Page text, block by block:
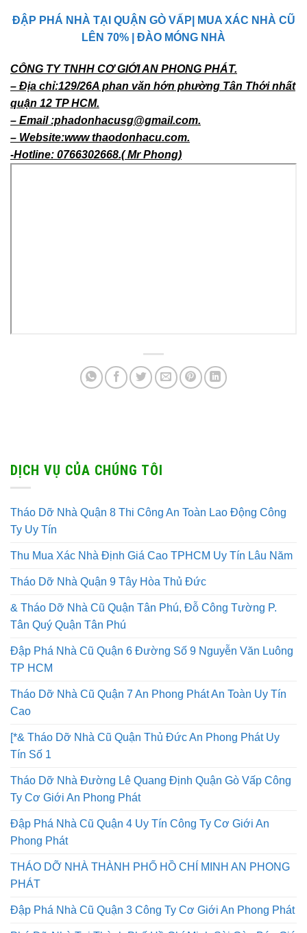
ĐẬP PHÁ NHÀ TẠI QUẬN GÒ VẤP| MUA XÁC NHÀ CŨ
LÊN 70% | ĐÀO MÓNG NHÀ
CÔNG TY TNHH CƠ GIỚI AN PHONG PHÁT.
– Địa chỉ:129/26A phan văn hớn phường Tân Thới nhất
quận 12 TP HCM.
– Email :phadonhacusg@gmail.com.
– Website:www thaodonhacu.com.
-Hotline: 0766302668.( Mr Phong)
DỊCH VỤ CỦA CHÚNG TÔI
Tháo Dỡ Nhà Quận 8 Thi Công An Toàn Lao Động Công
Ty Uy Tín
Thu Mua Xác Nhà Định Giá Cao TPHCM Uy Tín Lâu Năm
Tháo Dỡ Nhà Quận 9 Tây Hòa Thủ Đức
& Tháo Dỡ Nhà Cũ Quận Tân Phú, Đỗ Công Tường P.
Tân Quý Quận Tân Phú
Đập Phá Nhà Cũ Quận 6 Đường Số 9 Nguyễn Văn Luông
TP HCM
Tháo Dỡ Nhà Cũ Quận 7 An Phong Phát An Toàn Uy Tín
Cao
[*& Tháo Dỡ Nhà Cũ Quận Thủ Đức An Phong Phát Uy
Tín Số 1
Tháo Dỡ Nhà Đường Lê Quang Định Quận Gò Vấp Công
Ty Cơ Giới An Phong Phát
Đập Phá Nhà Cũ Quận 4 Uy Tín Công Ty Cơ Giới An
Phong Phát
THÁO DỠ NHÀ THÀNH PHỐ HỒ CHÍ MINH AN PHONG
PHÁT
Đập Phá Nhà Cũ Quận 3 Công Ty Cơ Giới An Phong Phát